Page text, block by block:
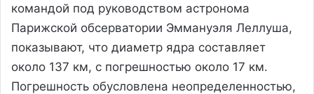
командой под руководством астронома
Парижской обсерватории Эммануэля Леллуша,
показывают, что диаметр ядра составляет
около 137 км, с погрешностью около 17 км.
Погрешность обусловлена неопределенностью,